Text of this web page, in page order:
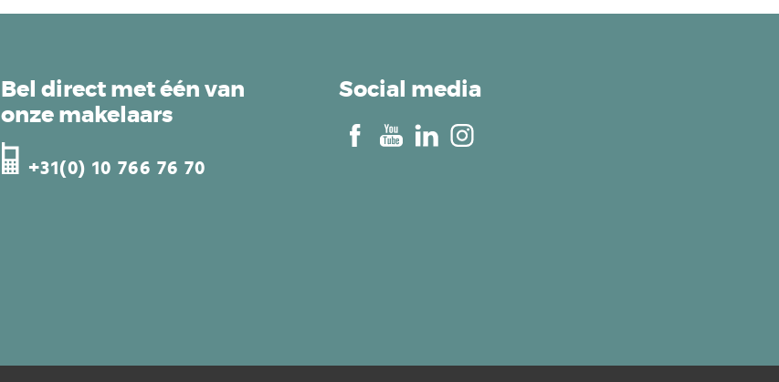
Bel direct met één van
onze makelaars
+31(0) 10 766 76 70
Social media